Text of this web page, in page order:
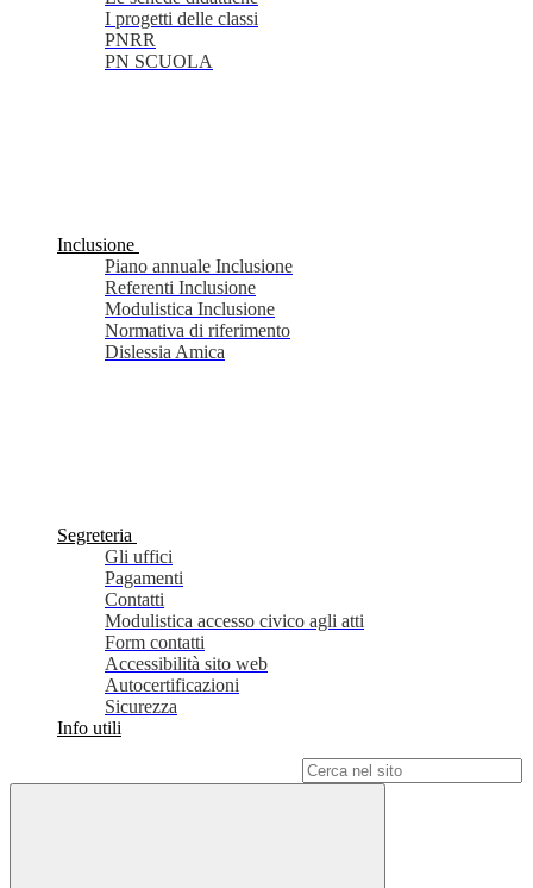
I progetti delle classi
PNRR
PN SCUOLA
Inclusione
Piano annuale Inclusione
Referenti Inclusione
Modulistica Inclusione
Normativa di riferimento
Dislessia Amica
Segreteria
Gli uffici
Pagamenti
Contatti
Modulistica accesso civico agli atti
Form contatti
Accessibilità sito web
Autocertificazioni
Sicurezza
Info utili